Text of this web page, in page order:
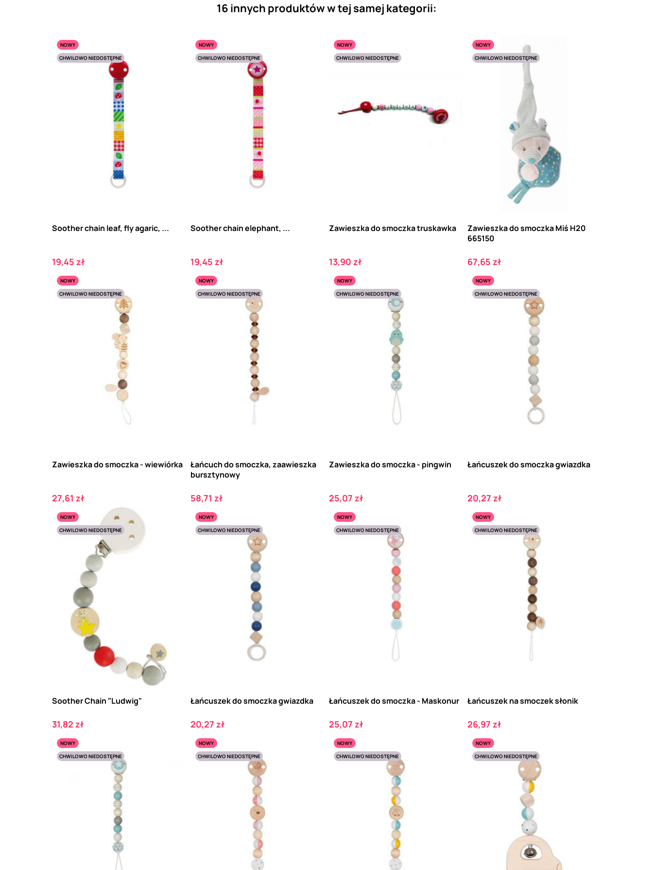
16 innych produktów w tej samej kategorii:
NOWY
CHWILOWO NIEDOSTĘPNE
Soother chain leaf, fly agaric, ...
Cena
19,45 zł
NOWY
CHWILOWO NIEDOSTĘPNE
Soother chain elephant, ...
Cena
19,45 zł
NOWY
CHWILOWO NIEDOSTĘPNE
Zawieszka do smoczka truskawka
Cena
13,90 zł
NOWY
CHWILOWO NIEDOSTĘPNE
Zawieszka do smoczka Miś H20
665150
Cena
67,65 zł
NOWY
CHWILOWO NIEDOSTĘPNE
Zawieszka do smoczka - wiewiórka
Cena
27,61 zł
NOWY
CHWILOWO NIEDOSTĘPNE
Łańcuch do smoczka, zaawieszka
bursztynowy
Cena
58,71 zł
NOWY
CHWILOWO NIEDOSTĘPNE
Zawieszka do smoczka - pingwin
Cena
25,07 zł
NOWY
CHWILOWO NIEDOSTĘPNE
Łańcuszek do smoczka gwiazdka
Cena
20,27 zł
NOWY
CHWILOWO NIEDOSTĘPNE
Soother Chain "Ludwig"
Cena
31,82 zł
NOWY
CHWILOWO NIEDOSTĘPNE
Łańcuszek do smoczka gwiazdka
Cena
20,27 zł
NOWY
CHWILOWO NIEDOSTĘPNE
Łańcuszek do smoczka - Maskonur
Cena
25,07 zł
NOWY
CHWILOWO NIEDOSTĘPNE
Łańcuszek na smoczek słonik
Cena
26,97 zł
NOWY
CHWILOWO NIEDOSTĘPNE
NOWY
CHWILOWO NIEDOSTĘPNE
NOWY
CHWILOWO NIEDOSTĘPNE
NOWY
CHWILOWO NIEDOSTĘPNE